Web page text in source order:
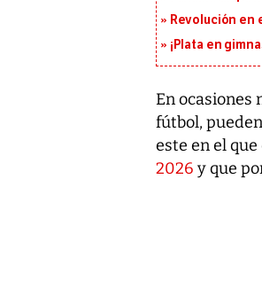
Revolución en
¡Plata en
En ocasiones
fútbol,
este en el
2026 y que